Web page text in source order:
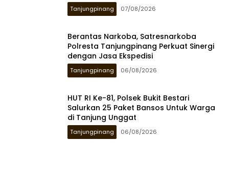
Tanjungpinang 07/08/2026
Berantas Narkoba, Satresnarkoba
Polresta Tanjungpinang Perkuat Sinergi
dengan Jasa Ekspedisi
Tanjungpinang 06/08/2026
HUT RI Ke-81, Polsek Bukit Bestari
Salurkan 25 Paket Bansos Untuk Warga
di Tanjung Unggat
Tanjungpinang 06/08/2026